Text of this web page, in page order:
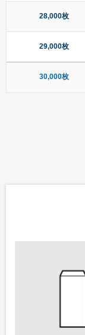
28,000枚
29,000枚
30,000枚